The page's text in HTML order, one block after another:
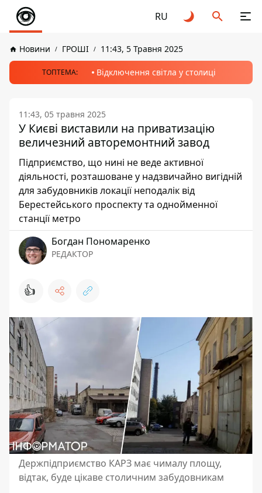
RU
Новини ГРОШІ 11:43, 5 Травня 2025
ТОПТЕМА: Відключення світла у столиці
11:43, 05 травня 2025
У Києві виставили на приватизацію
величезний авторемонтний завод
Підприємство, що нині не веде активної
діяльності, розташоване у надзвичайно вигідній
для забудовників локації неподалік від
Берестейського проспекту та однойменної
станції метро
Богдан Пономаренко
РЕДАКТОР
👍
Держпідприємство КАРЗ має чималу площу,
відтак, буде цікаве столичним забудовникам